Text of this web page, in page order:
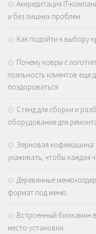
Аккредитация IT-
и без лишних проблем
Как подойти к выбору
Почему ковры с
лояльность клиентов еще
поздороваться
Стенд для сборки и
оборудование для
Зерновая кофемашина:
ухаживать, чтобы каждая
Деревянные
формат под меню
Встроенный биокамин
место установки